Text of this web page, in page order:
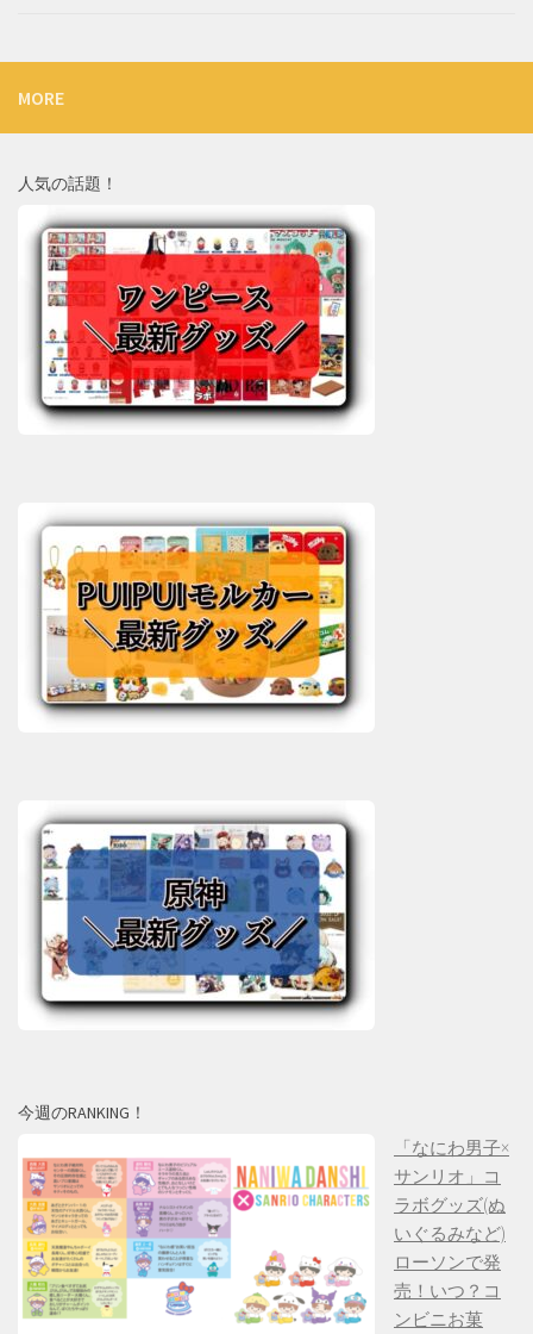
MORE
人気の話題！
今週のRANKING！
「なにわ男子×
サンリオ」コ
ラボグッズ(ぬ
いぐるみなど)
ローソンで発
売！いつ？コ
ンビニお菓